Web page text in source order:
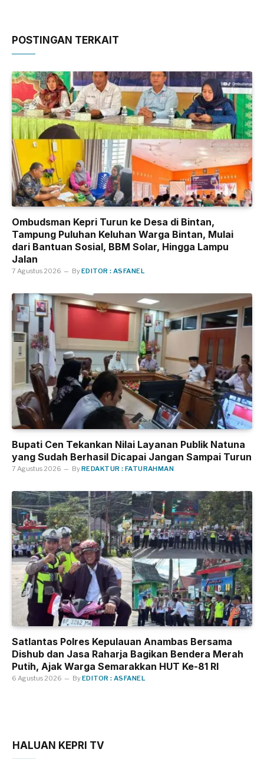
POSTINGAN TERKAIT
Ombudsman Kepri Turun ke Desa di Bintan,
Tampung Puluhan Keluhan Warga Bintan, Mulai
dari Bantuan Sosial, BBM Solar, Hingga Lampu
Jalan
7 Agustus 2026 ByEDITOR : ASFANEL
Bupati Cen Tekankan Nilai Layanan Publik Natuna
yang Sudah Berhasil Dicapai Jangan Sampai Turun
7 Agustus 2026 ByREDAKTUR : FATURAHMAN
Satlantas Polres Kepulauan Anambas Bersama
Dishub dan Jasa Raharja Bagikan Bendera Merah
Putih, Ajak Warga Semarakkan HUT Ke-81 RI
6 Agustus 2026 ByEDITOR : ASFANEL
HALUAN KEPRI TV